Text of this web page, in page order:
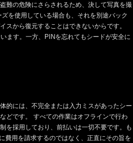
難の危険にさらされるため、決して写真を撮
を使用している場合も、それを別途バック
から復元することはできないからです。
ます。一方、PINを忘れてもシードが安全に
的には、不完全または入力ミスがあったシー
どです。 すべての作業はオフラインで行わ
を採用しており、前払いは一切不要です。も
費用を請求するのではなく、正直にその旨を